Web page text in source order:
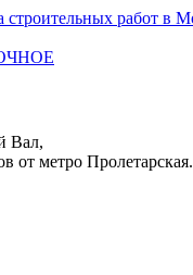
Вал,
от метро Пролетарская.